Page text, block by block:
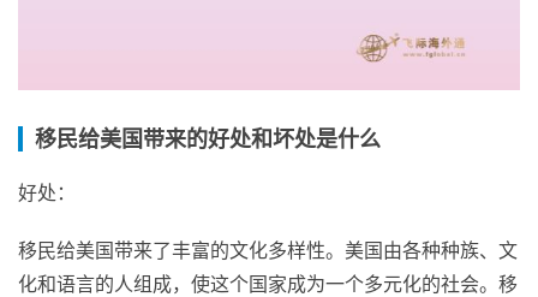
移民给美国带来的好处和坏处是什么
好处：
移民给美国带来了丰富的文化多样性。美国由各种种族、文
化和语言的人组成，使这个国家成为一个多元化的社会。移